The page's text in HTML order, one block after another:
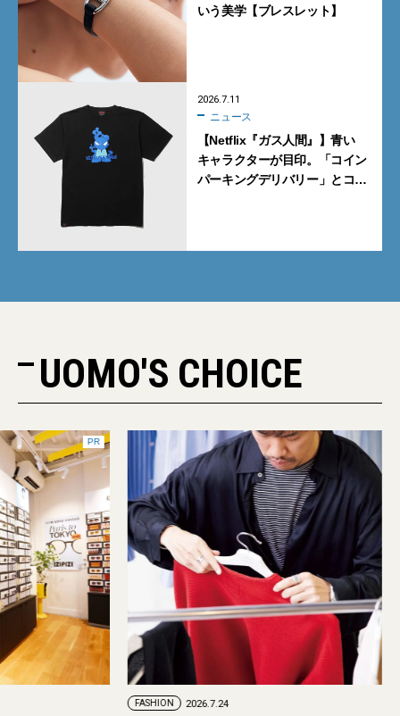
いう美学【ブレスレット】
2026.7.11
ニュース
【Netflix『ガス人間』】青い
キャラクターが目印。「コイン
パーキングデリバリー」とコラ
UOMO'S CHOICE
PR